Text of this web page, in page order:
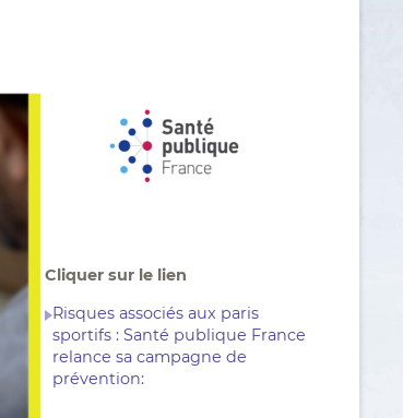
Cliquer sur le lien
Risques associés aux paris
sportifs : Santé publique France
relance sa campagne de
prévention: